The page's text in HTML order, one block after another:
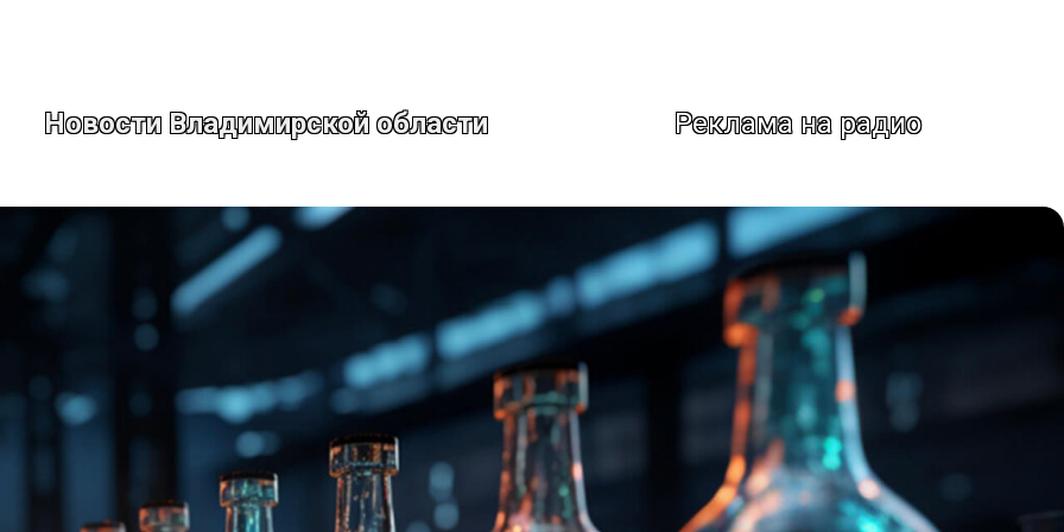
Новости Владимирской области Реклама на радио